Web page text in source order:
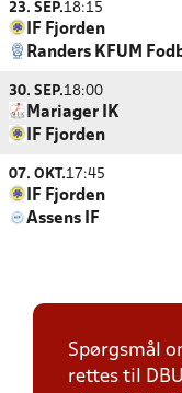
23. SEP.18:15
IF Fjorden
Randers KFUM
30. SEP.18:00
Mariager IK
IF Fjorden
07. OKT.17:45
IF Fjorden
Assens IF
Spørgsmål
rettes til